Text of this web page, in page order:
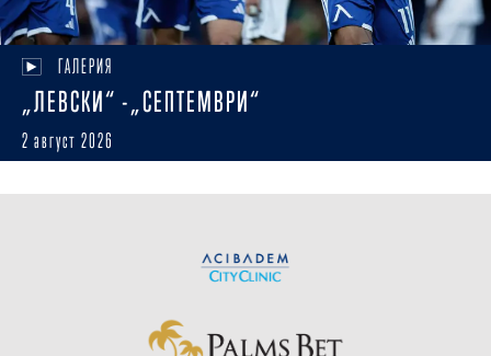
ГАЛЕРИЯ
„ЛЕВСКИ“ -„СЕПТЕМВРИ“
2 август 2026